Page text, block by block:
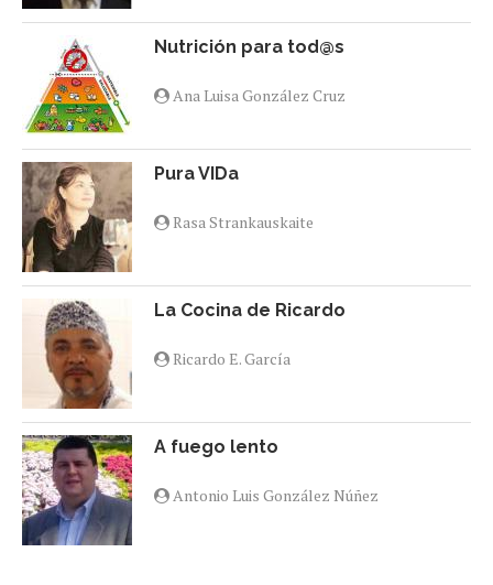
Nutrición para tod@s
Ana Luisa González Cruz
Pura VIDa
Rasa Strankauskaite
La Cocina de Ricardo
Ricardo E. García
A fuego lento
Antonio Luis González Núñez